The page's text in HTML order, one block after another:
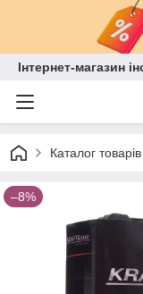
Інтернет-магазин
Каталог товарів
–8%